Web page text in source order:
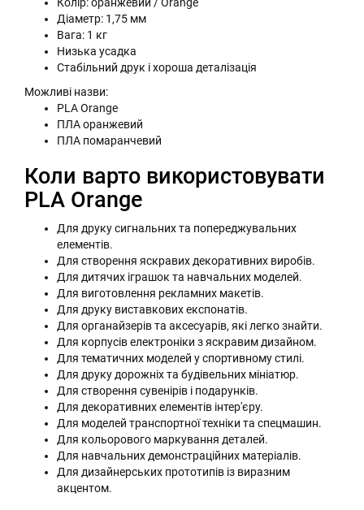
Діаметр: 1,75 мм
Вага: 1 кг
Низька усадка
Стабільний друк і хороша деталізація
Можливі назви:
PLA Orange
ПЛА оранжевий
ПЛА помаранчевий
Коли варто використовувати
PLA Orange
Для друку сигнальних та попереджувальних
елементів.
Для створення яскравих декоративних виробів.
Для дитячих іграшок та навчальних моделей.
Для виготовлення рекламних макетів.
Для друку виставкових експонатів.
Для органайзерів та аксесуарів, які легко знайти.
Для корпусів електроніки з яскравим дизайном.
Для тематичних моделей у спортивному стилі.
Для друку дорожніх та будівельних мініатюр.
Для створення сувенірів і подарунків.
Для декоративних елементів інтер'єру.
Для моделей транспортної техніки та спецмашин.
Для кольорового маркування деталей.
Для навчальних демонстраційних матеріалів.
Для дизайнерських прототипів із виразним
акцентом.